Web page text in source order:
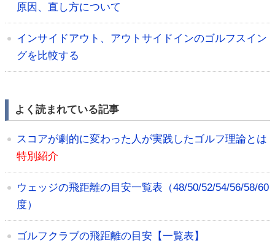
原因、直し方について
インサイドアウト、アウトサイドインのゴルフスイン
グを比較する
よく読まれている記事
スコアが劇的に変わった人が実践したゴルフ理論とは
特別紹介
ウェッジの飛距離の目安一覧表（48/50/52/54/56/58/60
度）
ゴルフクラブの飛距離の目安【一覧表】